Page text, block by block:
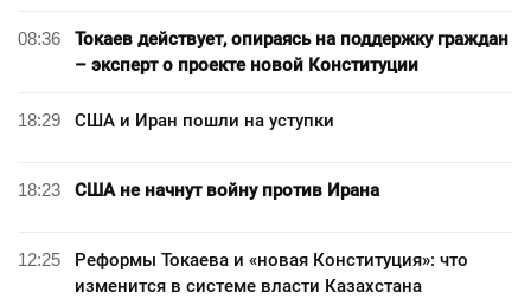
08:36
Токаев действует, опираясь на поддержку граждан
– эксперт о проекте новой Конституции
18:29 США и Иран пошли на уступки
18:23 США не начнут войну против Ирана
12:25
Реформы Токаева и «новая Конституция»: что
изменится в системе власти Казахстана